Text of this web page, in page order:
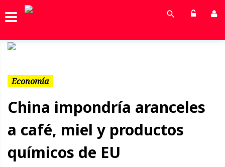
Economía
China impondría aranceles
a café, miel y productos
químicos de EU